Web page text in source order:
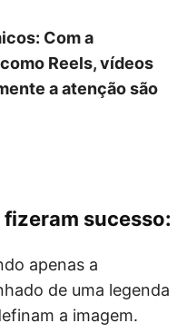
Com a
Reels, vídeos
a atenção são
sucesso:
apenas a
de uma legenda
a imagem.